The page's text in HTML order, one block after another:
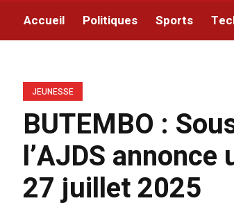
Accueil Politiques Sports
JEUNESSE
BUTEMBO :
l’AJDS
27 juillet 2025